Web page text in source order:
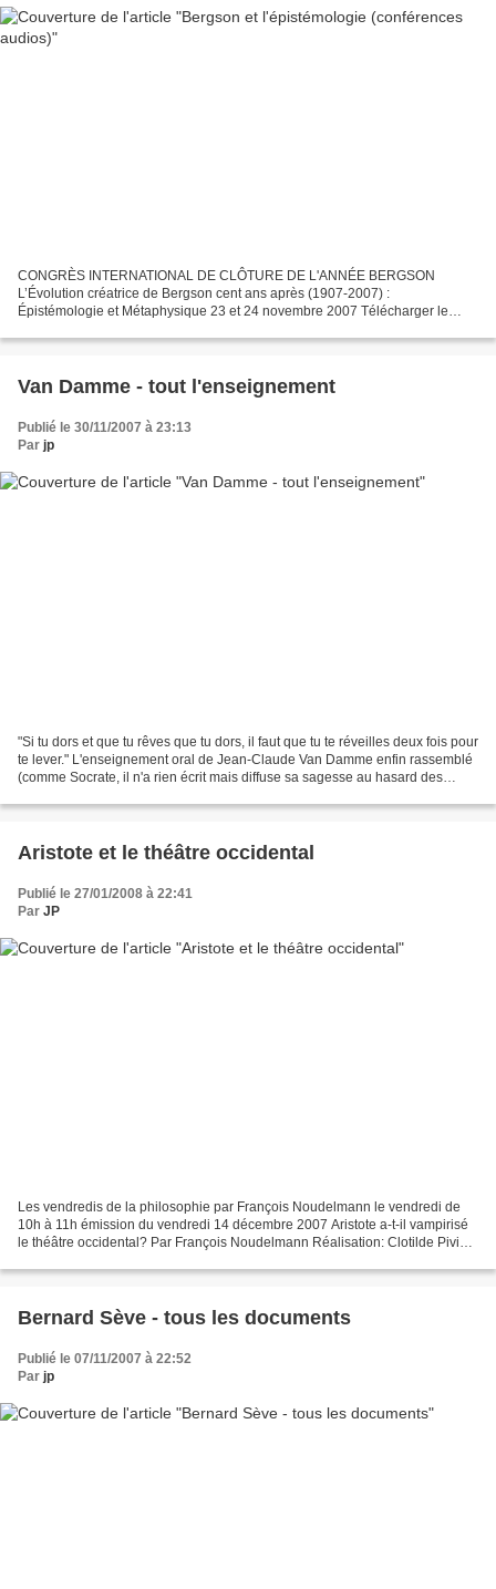
CONGRÈS INTERNATIONAL DE CLÔTURE DE L'ANNÉE BERGSON
L’Évolution créatrice de Bergson cent ans après (1907-2007) :
Épistémologie et Métaphysique 23 et 24 novembre 2007 Télécharger le
sont...
Van Damme - tout l'enseignement
Publié le 30/11/2007 à 23:13
Par jp
"Si tu dors et que tu rêves que tu dors, il faut que tu te réveilles deux fois pour
te lever." L'enseignement oral de Jean-Claude Van Damme enfin rassemblé
(comme Socrate, il n'a rien écrit mais diffuse sa sagesse au hasard des
Aristote et le théâtre occidental
Publié le 27/01/2008 à 22:41
Par JP
Les vendredis de la philosophie par François Noudelmann le vendredi de
10h à 11h émission du vendredi 14 décembre 2007 Aristote a-t-il vampirisé
le théâtre occidental? Par François Noudelmann Réalisation: Clotilde Pivin
Bernard Sève - tous les documents
Publié le 07/11/2007 à 22:52
Par jp